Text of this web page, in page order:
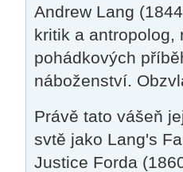
Andrew Lang
kritik a antropolog,
pohádkových
náboženství.
Právě tato vášeň
svtě jako Lang's
Justice Forda